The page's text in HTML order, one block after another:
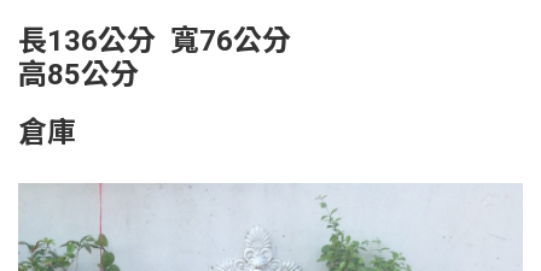
長136公分 寬76公分
高85公分
倉庫